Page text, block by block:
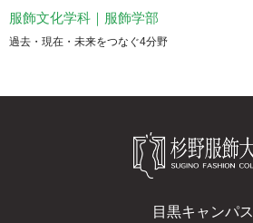
服飾文化学科｜服飾学部
過去・現在・未来をつなぐ4分野
目黒キャンパス